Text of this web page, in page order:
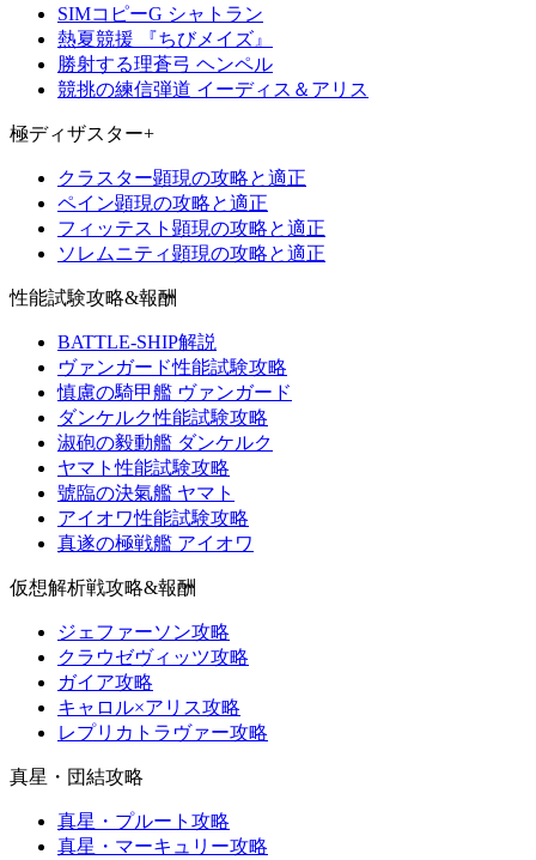
SIMコピーG シャトラン
熱夏競援 『ちびメイズ』
勝射する理蒼弓 ヘンペル
競挑の練信弾道 イーディス＆アリス
極ディザスター+
クラスター顕現の攻略と適正
ペイン顕現の攻略と適正
フィッテスト顕現の攻略と適正
ソレムニティ顕現の攻略と適正
性能試験攻略&報酬
BATTLE-SHIP解説
ヴァンガード性能試験攻略
慎慮の騎甲艦 ヴァンガード
ダンケルク性能試験攻略
淑砲の毅動艦 ダンケルク
ヤマト性能試験攻略
號臨の決氣艦 ヤマト
アイオワ性能試験攻略
真遂の極戦艦 アイオワ
仮想解析戦攻略&報酬
ジェファーソン攻略
クラウゼヴィッツ攻略
ガイア攻略
キャロル×アリス攻略
レプリカトラヴァー攻略
真星・団結攻略
真星・プルート攻略
真星・マーキュリー攻略